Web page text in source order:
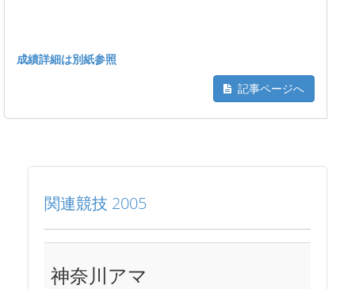
成績詳細は別紙参照
記事ページへ
関連競技 2005
神奈川アマ